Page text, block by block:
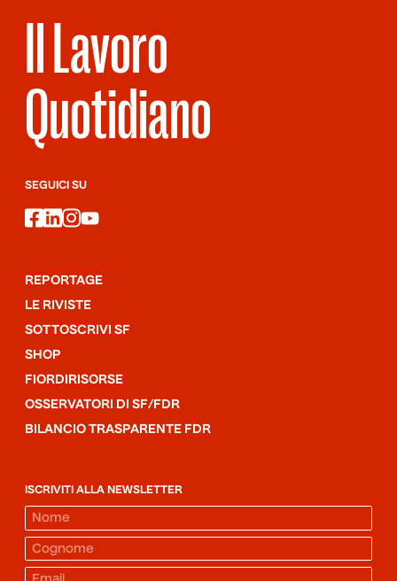
Il Lavoro
Quotidiano
SEGUICI SU
facebook
linkedin
instagram
youtube
REPORTAGE
LE RIVISTE
SOTTOSCRIVI SF
SHOP
FIORDIRISORSE
OSSERVATORI DI SF/FDR
BILANCIO TRASPARENTE FDR
ISCRIVITI ALLA NEWSLETTER